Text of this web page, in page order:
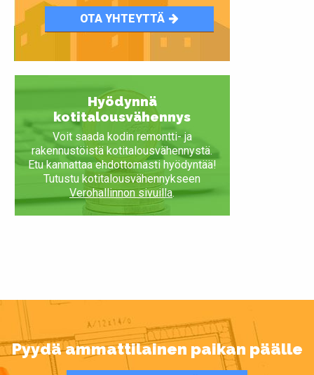
OTA YHTEYTTÄ
Hyödynnä
kotitalousvähennys
Voit saada kodin remontti- ja
rakennustöistä kotitalousvähennystä.
Etu kannattaa ehdottomasti hyödyntää!
Tutustu kotitalousvähennykseen
Verohallinnon sivuilla.
Pyydä ammattilainen paikan päälle